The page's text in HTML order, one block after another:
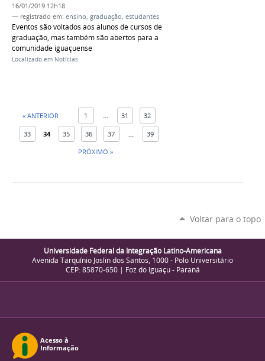
16/01/2019 12h18
— registrado em: ensino, graduação, estudantes
Eventos são voltados aos alunos de cursos de
graduação, mas também são abertos para a
comunidade iguaçuense
Localizado em Notícias
« ANTERIOR 1 31 32
33 34 35 36 37
39
PRÓXIMO »
Voltar para o topo
Universidade Federal da Integração Latino-Americana
Avenida Tarquínio Joslin dos Santos, 1000 - Polo Universitário
CEP: 85870-650 | Foz do Iguaçu - Paraná